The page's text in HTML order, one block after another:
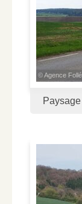
© Agence